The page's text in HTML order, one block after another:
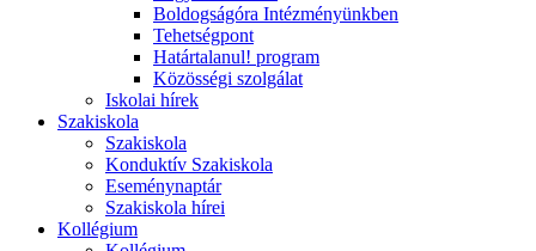
Boldogságóra Intézményünkben
Tehetségpont
Határtalanul! program
Közösségi szolgálat
Iskolai hírek
Szakiskola
Szakiskola
Konduktív Szakiskola
Eseménynaptár
Szakiskola hírei
Kollégium